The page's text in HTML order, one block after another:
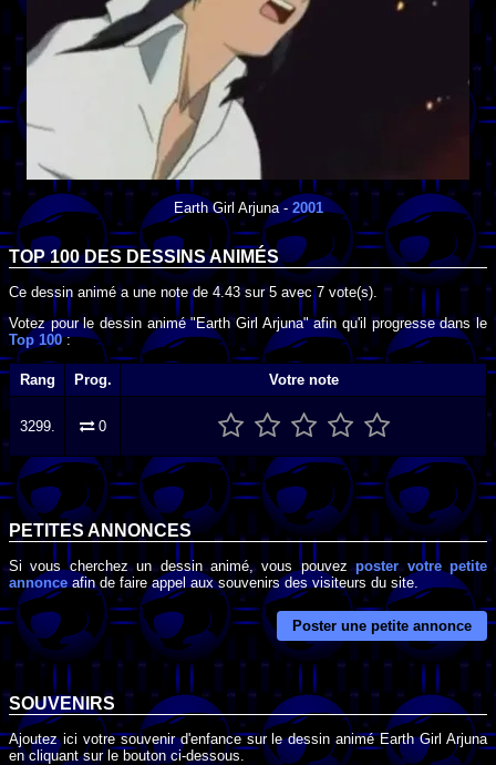
Earth Girl Arjuna- 2001
TOP 100 DES DESSINS ANIMÉS
Ce dessin animé a une note de 4.43sur5 avec7 vote(s).
Votez pour le dessin animé "Earth Girl Arjuna" afin qu'il progresse dans le
Top 100:
Rang Prog. Votre note
3299. 0
PETITES ANNONCES
Si vous cherchez un dessin animé, vous pouvezposter votre petite
annonce afin de faire appel aux souvenirs des visiteurs du site.
Poster une petite annonce
SOUVENIRS
Ajoutez ici votre souvenir d'enfance sur le dessin animé Earth Girl Arjuna
en cliquant sur le bouton ci-dessous.